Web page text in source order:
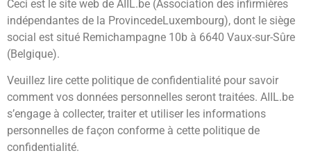
Ceci est le site web de AIIL.be (Association des infirmières
indépendantes de la ProvincedeLuxembourg), dont le siège
social est situé Remichampagne 10b à 6640 Vaux-sur-Sûre
(Belgique).
Veuillez lire cette politique de confidentialité pour savoir
comment vos données personnelles seront traitées. AIIL.be
s’engage à collecter, traiter et utiliser les informations
personnelles de façon conforme à cette politique de
confidentialité.